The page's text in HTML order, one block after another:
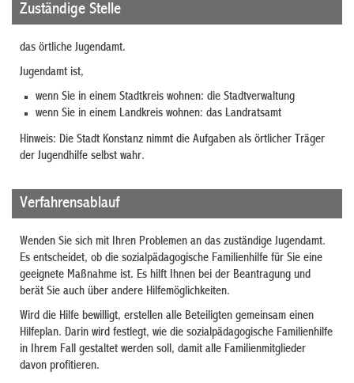
Zuständige Stelle
das örtliche Jugendamt.
Jugendamt ist,
wenn Sie in einem Stadtkreis wohnen: die Stadtverwaltung
wenn Sie in einem Landkreis wohnen: das Landratsamt
Hinweis: Die Stadt Konstanz nimmt die Aufgaben als örtlicher Träger
der Jugendhilfe selbst wahr.
Verfahrensablauf
Wenden Sie sich mit Ihren Problemen an das zuständige Jugendamt.
Es entscheidet, ob die sozialpädagogische Familienhilfe für Sie eine
geeignete Maßnahme ist. Es hilft Ihnen bei der Beantragung und
berät Sie auch über andere Hilfemöglichkeiten.
Wird die Hilfe bewilligt, erstellen alle Beteiligten gemeinsam einen
Hilfeplan. Darin wird festlegt, wie die sozialpädagogische Familienhilfe
in Ihrem Fall gestaltet werden soll, damit alle Familienmitglieder
davon profitieren.